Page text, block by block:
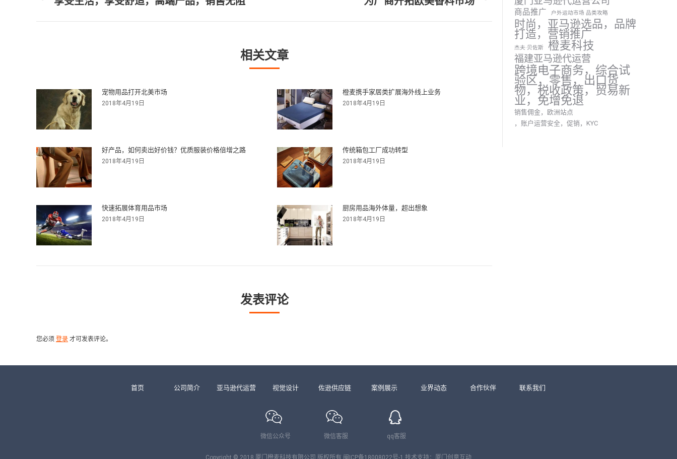
导篇
篇
相关文章
宠物用品打开北美市场
2018年4月19日
橙麦携手家居类扩展海外线上业务
2018年4月19日
好产品，如何卖出好价钱？优质服装价格倍增之路
2018年4月19日
传统箱包工厂成功转型
2018年4月19日
快速拓展体育用品市场
2018年4月19日
厨房用品海外体量，超出想象
2018年4月19日
发表评论
您必须 登录 才可发表评论。
商品推广 户外运动市场 品类攻略
时尚，亚马逊选品，品牌
打造，营销推广
杰夫·贝佐斯 橙麦科技
福建亚马逊代运营
跨境电子商务，综合试
验区，零售，出口货
物，税收政策，贸易新
业，免增免退
销售佣金，欧洲站点
，账户运营安全，促销，KYC
首页 公司简介 亚马逊代运营 视觉设计 佐逊供应链 案例展示 业界动态 合作伙伴 联系我们
微信公众号 微信客服 qq客服
Copyright © 2018 厦门橙麦科技有限公司 版权所有 闽ICP备18008022号-1 技术支持： 厦门创意互动